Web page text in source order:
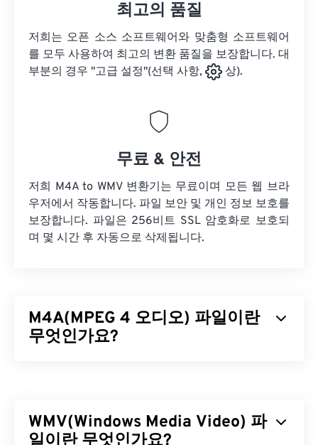
최고의 품질
저희는 오픈 소스 소프트웨어와 맞춤형 소프트웨어
를 모두 사용하여 최고의 변환 품질을 보장합니다. 대
부분의 경우 "고급 설정"(선택 사항,
상).
무료 & 안전
저희 M4A to WMV 변환기는 무료이며 모든 웹 브라
우저에서 작동합니다. 파일 보안 및 개인 정보 보호를
보장합니다. 파일은 256비트 SSL 암호화로 보호되
며 몇 시간 후 자동으로 삭제됩니다.
M4A(MPEG 4 오디오) 파일이란
무엇인가요?
오디오 파일을 압축하고 인코딩합니다. M4A 파일은
다른 모든 오디오 파일 형식과
WMV(Windows Media Video) 파